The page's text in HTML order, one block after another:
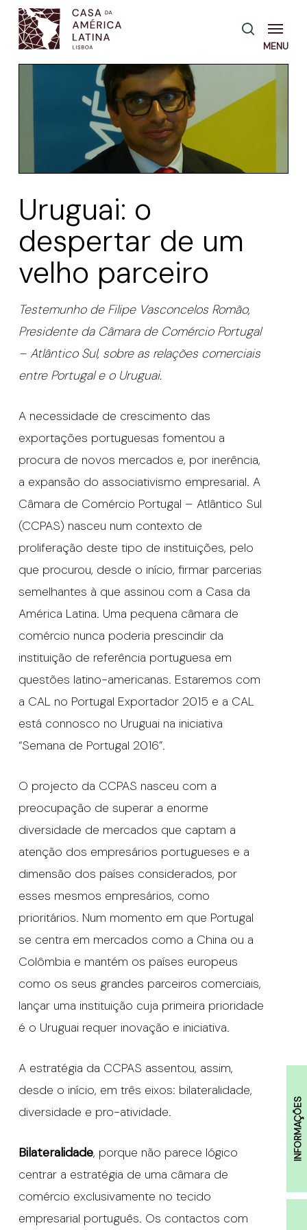
Skip
main
INFORMAÇÕES
pesquisa
Menu
Uruguai: o
despertar de um
velho parceiro
Testemunho de Filipe Vasconcelos Romão,
Presidente da Câmara de Comércio Portugal
– Atlântico Sul, sobre as relações comerciais
entre Portugal e o Uruguai.
A necessidade de crescimento das
exportações portuguesas fomentou a
procura de novos mercados e, por inerência,
a expansão do associativismo empresarial. A
Câmara de Comércio Portugal – Atlântico Sul
(CCPAS) nasceu num contexto de
proliferação deste tipo de instituições, pelo
que procurou, desde o início, firmar parcerias
semelhantes à que assinou com a Casa da
América Latina. Uma pequena câmara de
comércio nunca poderia prescindir da
instituição de referência portuguesa em
questões latino-americanas. Estaremos com
a CAL no Portugal Exportador 2015 e a CAL
está connosco no Uruguai na iniciativa
“Semana de Portugal 2016”.
O projecto da CCPAS nasceu com a
preocupação de superar a enorme
diversidade de mercados que captam a
atenção dos empresários portugueses e a
dimensão dos países considerados, por
esses mesmos empresários, como
prioritários. Num momento em que Portugal
se centra em mercados como a China ou a
Colômbia e mantém os países europeus
como os seus grandes parceiros comerciais,
lançar uma instituição cuja primeira prioridade
é o Uruguai requer inovação e iniciativa.
A estratégia da CCPAS assentou, assim,
desde o início, em três eixos: bilateralidade,
diversidade e pro-atividade.
Bilateralidade, porque não parece lógico
centrar a estratégia de uma câmara de
comércio exclusivamente no tecido
empresarial português. Os contactos com